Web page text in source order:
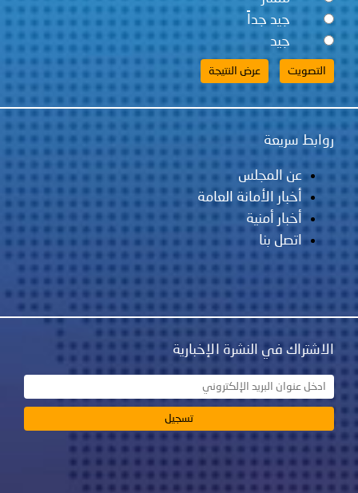
جيد جداً
جيد
روابط سريعة
عن المجلس
أخبار الأمانة العامة
أخبار أمنية
اتصل بنا
الاشتراك في النشرة الإخبارية